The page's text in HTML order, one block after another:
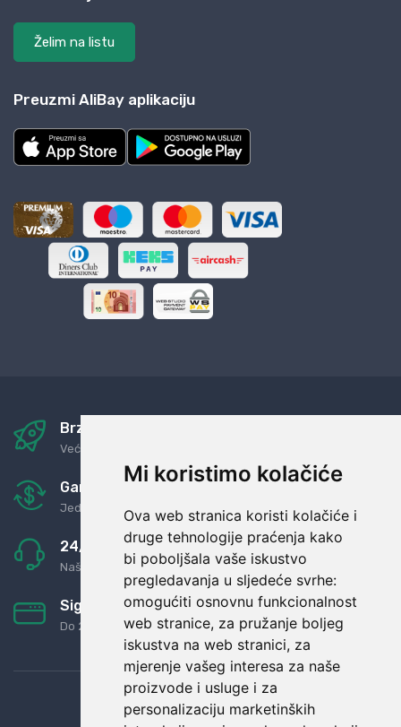
Mi koristimo kolačiće
Ova web stranica koristi kolačiće i
druge tehnologije praćenja kako
bi poboljšala vaše iskustvo
pregledavanja u sljedeće svrhe:
omogućiti osnovnu funkcionalnost
web stranice, za pružanje boljeg
iskustva na web stranici, za
mjerenje vašeg interesa za naše
proizvode i usluge i za
personalizaciju marketinških
Želim na listu
Preuzmi AliBay aplikaciju
Brza i sigurna dostava
Već za nekoliko dana kod vas
Garancija u povrat novaca
Jednostavno pravilo: Roba za novac
24/7 odlična podrška
Naši agenti uvijek na raspolaganju
Sigurno obročno plaćanje
Do 24 rata bez kamata